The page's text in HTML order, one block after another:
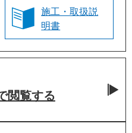
施工・取扱説
明書
閲覧する